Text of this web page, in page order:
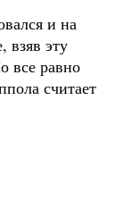
и на
взяв эту
все равно
считает